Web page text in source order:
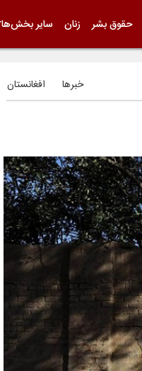
حقوق بشر زنان سایر بخش‌ها
خبرها افغانستان